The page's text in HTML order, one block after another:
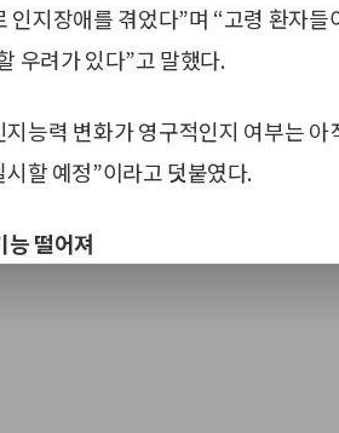
지장애를 겪었다”며 “고령 환자
우려가 있다”고 말했다.
능력 변화가 영구적인지 여부는
할 예정”이라고 덧붙였다.
떨어져